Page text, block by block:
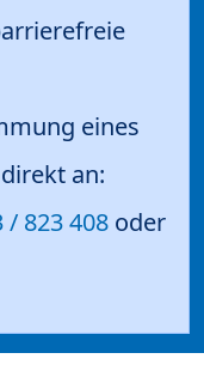
eines
an:
/ 823 408 oder